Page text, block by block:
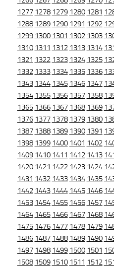
1277 1278 1279 1280 1281
1288 1289 1290 1291 1292
1299 1300 1301 1302 1303
1310 1311 1312 1313 1314
1321 1322 1323 1324 1325
1332 1333 1334 1335 1336
1343 1344 1345 1346 1347
1354 1355 1356 1357 1358
1365 1366 1367 1368 1369
1376 1377 1378 1379 1380
1387 1388 1389 1390 1391
1398 1399 1400 1401 1402
1409 1410 1411 1412 1413
1420 1421 1422 1423 1424
1431 1432 1433 1434 1435
1442 1443 1444 1445 1446
1453 1454 1455 1456 1457
1464 1465 1466 1467 1468
1475 1476 1477 1478 1479
1486 1487 1488 1489 1490
1497 1498 1499 1500 1501
1508 1509 1510 1511 1512